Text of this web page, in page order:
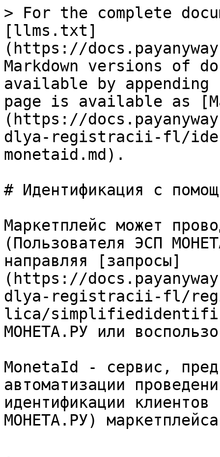
> For the complete
[llms.txt]
(https://
Markdown versions of
available by
page is available as
(https://
dlya-registracii-fl/
monetaid.md).
# Идентификация с
Маркетплейс может
(Пользователя ЭСП
направляя [запросы]
(https://
dlya-registracii-fl/
lica/
МОНЕТА.РУ или
MonetaId - сервис,
автоматизации
идентификации
МОНЕТА.РУ)